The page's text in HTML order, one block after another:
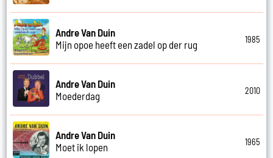
Andre Van Duin
Mijn opoe heeft een zadel op der rug
1985
Andre Van Duin
Moederdag
2010
Andre Van Duin
Moet ik lopen
1965